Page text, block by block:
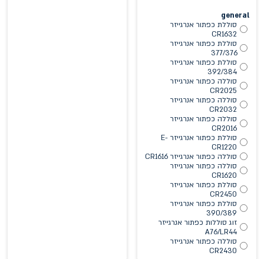
general
סוללת כפתור אנרגייזר
CR1632
סוללת כפתור אנרגייזר
377/376
סוללת כפתור אנרגייזר
392/384
סוללה כפתור אנרגייזר
CR2025
סוללה כפתור אנרגייזר
CR2032
סוללה כפתור אנרגייזר
CR2016
סוללת כפתור אנרגייזר E-
CR1220
סוללה כפתור אנרגייזר CR1616
סוללה כפתור אנרגייזר
CR1620
סוללת כפתור אנרגייזר
CR2450
סוללת כפתור אנרגייזר
390/389
זוג סוללות כפתור אנרגייזר
A76/LR44
סוללה כפתור אנרגייזר
CR2430